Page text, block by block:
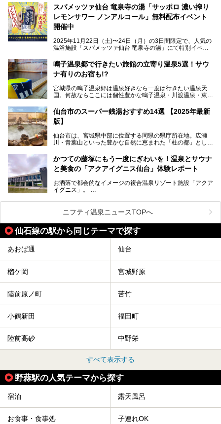
を利用したサウナも新設され、温泉ファン・サウナ―双方に
注目のスポットです。
特筆すべきは、館内で完結する圧倒的な「湯めぐり」のバリ
エーション。“温泉のデパート”・“東の横綱”と称される鳴子
温泉郷の中でも、3本の異なる自家源泉を使い分けるその実
力は折り紙付き。実際に宿泊した筆者が、“温泉”を中心にそ
の全貌を詳細レビューします！
スパメッツァ仙台 竜泉寺の湯「サッポロ 濃い搾り
レモンサワー ノンアルコール」無料配布イベント
開催中
2025年11月22日（土)〜24日（月）の3日間限定で、人気の
温浴施設「スパメッツァ仙台 竜泉寺の湯」にて特別イベン
「サッポロ 濃い搾りレモンサワー ノンアルコール」を無料
配布します。さらにSNS投稿で「サッポロ 濃い搾りグレフ
ルサワー ノンアルコール」もプレゼント。湯上がりにぴっ
ー
提供元：サッポロビール【PR】
鳴子温泉郷で行きたい旅館の立寄り温泉5選！サウ
ナ有りのお宿も!?
宮城県の鳴子温泉郷は温泉好きなら一度は行きたい温泉天
国。何故ならここには個性豊かな鳴子温泉・川渡温泉・東鳴
硫黄泉、塩化物泉、硫酸塩泉、炭酸水素塩泉などと多様な泉
質がそろっているからです。
の旅館・ホテルも立ち寄り入浴に門戸を開いてくれていま
す。
今回はそんな旅館の中から、おすすめしたい5ヶ所の温泉を
セレクトしてみました。うち3ヶ所はサウナも楽しめます。
仙台市のスーパー銭湯おすすめ14選 【2025年最新
版】
仙台市は、宮城県中部に位置する同県の県庁所在地。広瀬
川・青葉山といった豊かな自然に恵まれた「杜の都」として
人気です。新幹線を使えば都心から1時間30分とアクセスも
よく、気軽に訪れやすい地方都市の1つです。
仙台牛タンなどを堪能するグルメ旅や、スポーツ観戦の遠征
時などに利用しやすい温浴施設がたくさんありますよ。
かつての藤塚にもう一度にぎわいを！温泉とサウナ
と美食の「アクアイグニス仙台」体験レポート
お洒落で都会的なイメージの複合温泉リゾート施設「アクア
イグニス」。
関西空港や吉川美南（埼玉県）に続いて仙台市若林区に202
2年4月にオープンした「アクアイグニス仙台」は、日帰り
温泉の「藤塚の湯」、マルシェ リアン、和食「笠庵」、イ
タリアン「グリーチネ」、ベーカリー「マリアージュ ドゥ
ファリーヌ」、スイーツの「コンフィチュール アッシュ」
と「ル ショコラ ドゥ アッシュ」、そしてカフェ「猿田彦珈
琲」と話題のお店が勢ぞろい！
この「アクアイグニス仙台」の魅力を探りにお出かけしてき
ニフティ温泉ニュースTOPへ
仙石線の駅から同じテーマで探す
あおば通 仙台
榴ケ岡 宮城野原
陸前原ノ町 苦竹
小鶴新田 福田町
陸前高砂 中野栄
すべて表示する
野蒜駅の人気テーマから探す
宿泊 露天風呂
お食事・食事処 子連れOK